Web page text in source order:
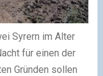
Syrern im Alter
für einen der
Gründen sollen